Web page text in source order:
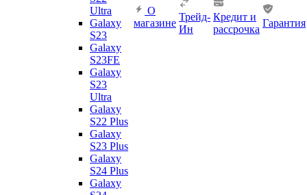
Ultra
Galaxy
S23
Galaxy
S23FE
Galaxy
S23
Ultra
Galaxy
S22 Plus
Galaxy
S23 Plus
Galaxy
S24 Plus
Galaxy
О
магазине
Трейд-
Ин
Кредит и
рассрочка
Гарантия